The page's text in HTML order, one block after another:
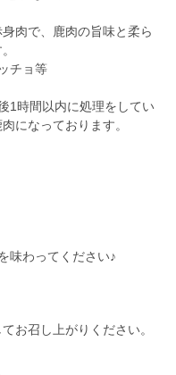
肉で、鹿肉の旨味と柔ら
チョ等
1時間以内に処理をしてい
になっております。
味わってください♪
お召し上がりください。